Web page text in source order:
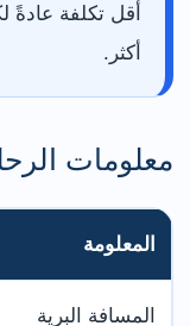
أقل تكلفة عادةً
أكثر.
معلومات
المعلومة
المسافة البرية